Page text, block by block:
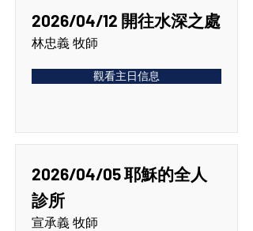
2026/04/12 開往水深之處
林忠義 牧師
觀看主日信息
2026/04/05 耶穌的全人
診所
宣承義 牧師